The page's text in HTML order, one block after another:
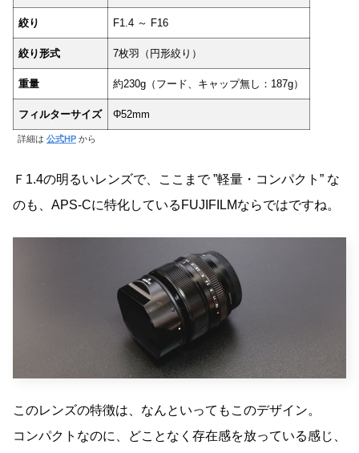
絞り F1.4 ～ F16
絞り形式 7枚羽（円形絞り）
重量 約230g（フード、キャップ無し：187g）
フィルターサイズ Φ52mm
詳細は 公式HP から
Ｆ1.4の明るいレンズで、ここまで ”軽量・コンパクト” な
のも、APS-Cに特化しているFUJIFILMならではですね。
このレンズの特徴は、なんといってもこのデザイン。
コンパクトなのに、どことなく存在感を放っている感じ、